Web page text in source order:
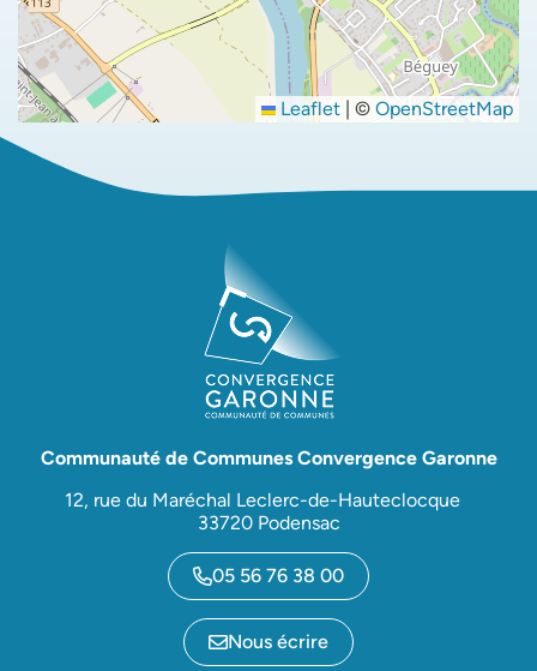
Leaflet | © OpenStreetMap
Communauté de Communes Convergence Garonne
12, rue du Maréchal Leclerc-de-Hauteclocque
33720 Podensac
05 56 76 38 00
Nous écrire